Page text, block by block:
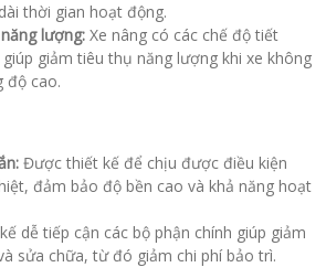
thời gian hoạt động.
lượng: Xe nâng có các chế độ tiết
giảm tiêu thụ năng lượng khi xe không
độ cao.
Được thiết kế để chịu được điều kiện
đảm bảo độ bền cao và khả năng hoạt
dễ tiếp cận các bộ phận chính giúp giảm
sửa chữa, từ đó giảm chi phí bảo trì.